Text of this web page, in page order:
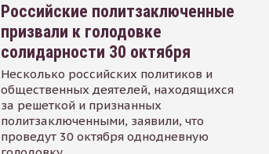
Российские политзаключенные
призвали к голодовке
солидарности 30 октября
Несколько российских политиков и
общественных деятелей, находящихся
за решеткой и признанных
политзаключенными, заявили, что
проведут 30 октября однодневную